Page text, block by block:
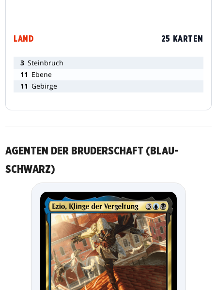
LAND 25 KARTEN
3 Steinbruch
11 Ebene
11 Gebirge
AGENTEN DER BRUDERSCHAFT (BLAU-
SCHWARZ)